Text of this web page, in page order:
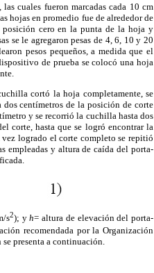
cuales fueron marcadas cada 10 cm
hojas en promedio fue de alrededor de
cero en la punta de la hoja y
se le agregaron pesas de 4, 6, 10 y 20
pesos pequeños, a medida que el
de prueba se colocó una hoja
cortó la hoja completamente, se
centímetros de la posición de corte
y se recorrió la cuchilla hasta dos
corte, hasta que se logró encontrar la
logrado el corte completo se repitió
empleadas y altura de caída del porta-
s2); yh= altura de elevación del porta-
recomendada por la Organización
presenta a continuación.